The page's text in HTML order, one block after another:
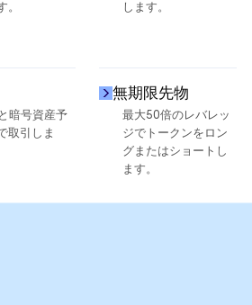
。
します。
暗号資産予
取引しま
無期限先物
最大50倍のレバレッ
ジでトークンをロン
グまたはショートし
ます。